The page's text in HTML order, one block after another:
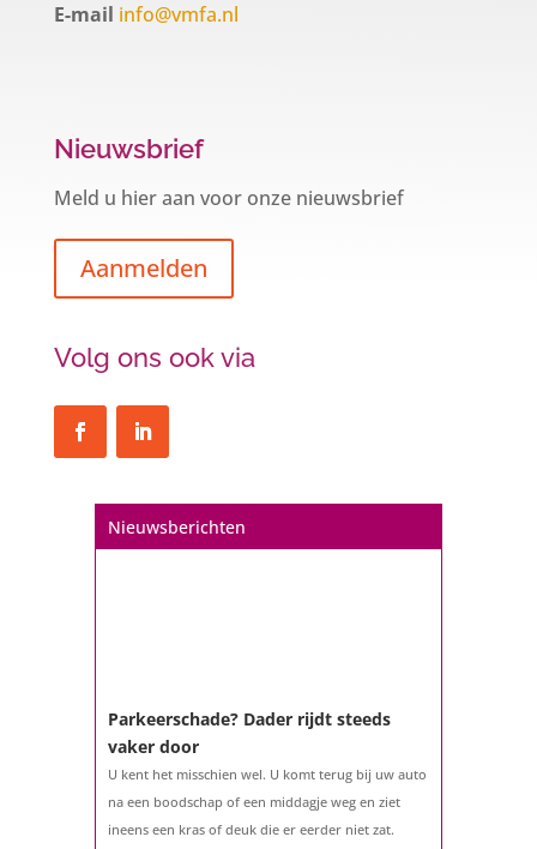
E-mail info@vmfa.nl
Nieuwsbrief
Meld u hier aan voor onze nieuwsbrief
Aanmelden
Volg ons ook via
Nieuwsberichten
Parkeerschade? Dader rijdt steeds
vaker door
U kent het misschien wel. U komt terug bij uw auto
na een boodschap of een middagje weg en ziet
ineens een kras of deuk die er eerder niet zat.